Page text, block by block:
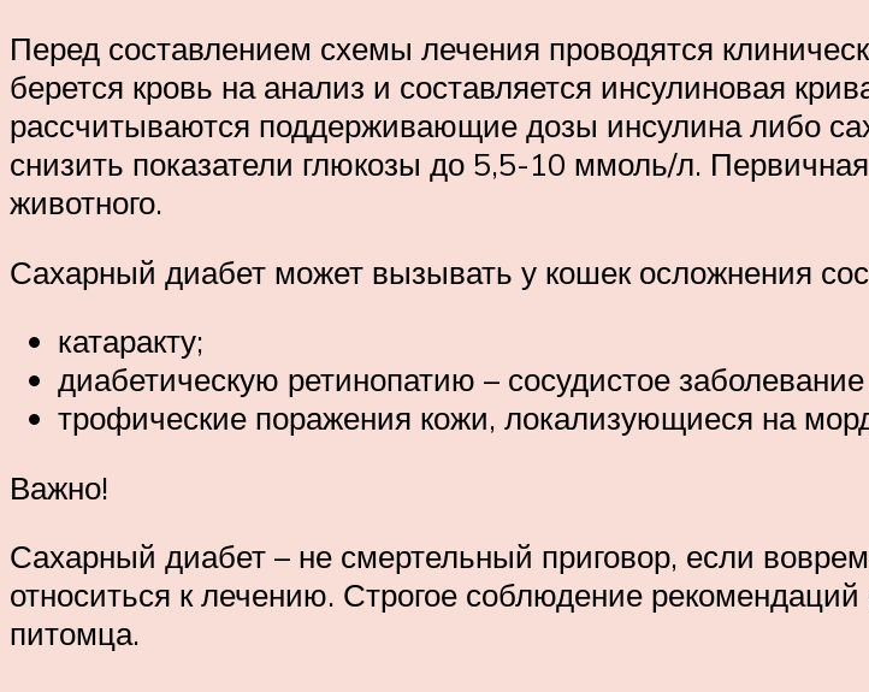
Перед составлением схемы лечения проводятся
берется кровь на анализ и составляется инсулиновая
рассчитываются поддерживающие дозы инсулина либо
снизить показатели глюкозы до 5,5-10 ммоль/л.
животного.
Сахарный диабет может вызывать у кошек осложнения
катаракту;
диабетическую ретинопатию – сосудистое заболевание
трофические поражения кожи, локализующиеся на
Важно!
Сахарный диабет – не смертельный приговор, если
относиться к лечению. Строгое соблюдение
питомца.